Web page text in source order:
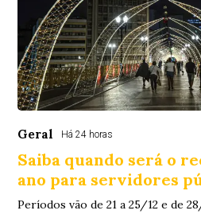
Geral Há 24 horas
Saiba quando será o
ano para servidores
Períodos vão de 21 a 25/12 e de